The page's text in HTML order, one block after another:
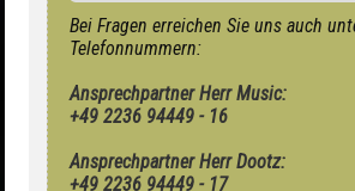
Bei Fragen erreichen Sie uns auch
Telefonnummern:
Ansprechpartner Herr Music:
+49 2236 94449 - 16
Ansprechpartner Herr Dootz:
+49 2236 94449 - 17